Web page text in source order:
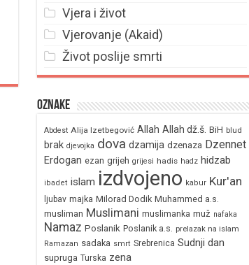
Vjera i život
Vjerovanje (Akaid)
Život poslije smrti
Oznake
Abdest Alija Izetbegović Allah Allah dž.š. BiH blud
brak djevojka dova dzamija dzenaza Dzennet
Erdogan ezan grijeh grijesi hadis hadz hidzab
ibadet islam izdvojeno kabur Kur'an
ljubav majka Milorad Dodik Muhammed a.s.
musliman Muslimani muslimanka muž nafaka
Namaz Poslanik Poslanik a.s. prelazak na islam
Ramazan sadaka smrt Srebrenica Sudnji dan
supruga Turska zena